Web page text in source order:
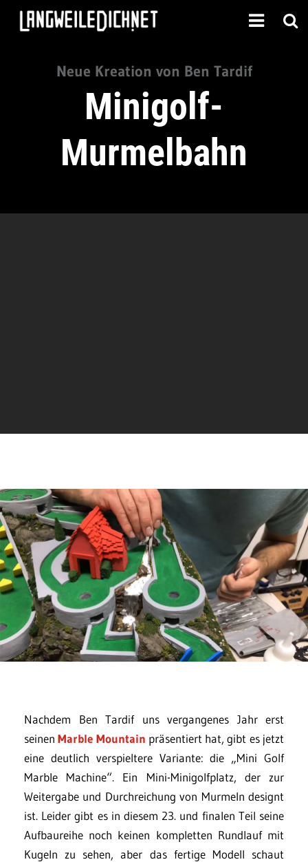
Neue Kreation von Ben Tardif
Minigolf-
Murmelbahn
Nachdem Ben Tardif uns vergangenes Jahr erst
seinenMarble Mountain präsentiert hat, gibt es jetzt
eine deutlich verspieltere Variante: die „Mini Golf
Marble Machine“. Ein Mini-Minigolfplatz, der zur
Weitergabe und Durchreichung von Murmeln designt
ist. Leider gibt es in diesem 23. und finalen Teil seine
Aufbaureihe noch keinen kompletten Rundlauf mit
Kugeln zu sehen, aber das fertige Modell schaut